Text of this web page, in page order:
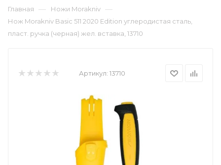
Главная — Ножи Morakniv —
Нож Morakniv Basic 511 2020 Edition углеродистая сталь,
пласт. ручка (черная) жел. вставка, 13710
Артикул: 13710